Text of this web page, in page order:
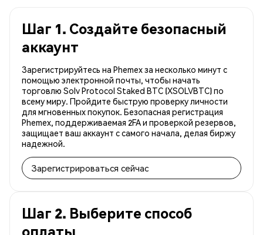
Шаг 1. Создайте безопасный
аккаунт
Зарегистрируйтесь на Phemex за несколько минут с
помощью электронной почты, чтобы начать
торговлю Solv Protocol Staked BTC (XSOLVBTC) по
всему миру. Пройдите быструю проверку личности
для мгновенных покупок. Безопасная регистрация
Phemex, поддерживаемая 2FA и проверкой резервов,
защищает ваш аккаунт с самого начала, делая биржу
надежной.
Зарегистрироваться сейчас
Шаг 2. Выберите способ
оплаты